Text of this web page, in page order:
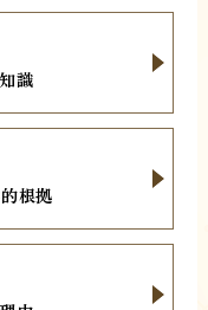
識
根拠